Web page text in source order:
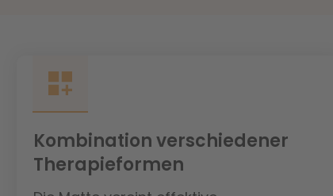
Kombination verschiedener
Therapieformen